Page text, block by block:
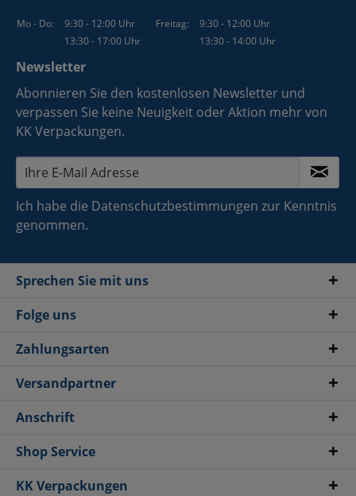
Mo - Do: 9:30 - 12:00 Uhr Freitag:
9:30 - 12:00 Uhr
13:30 - 17:00 Uhr
13:30 - 14:00 Uhr
Newsletter
Abonnieren Sie den kostenlosen Newsletter und
verpassen Sie keine Neuigkeit oder Aktion mehr von
KK Verpackungen.
Ich habe die Datenschutzbestimmungen zur Kenntnis
genommen.
Sprechen Sie mit uns
Folge uns
Zahlungsarten
Versandpartner
Anschrift
Shop Service
KK Verpackungen